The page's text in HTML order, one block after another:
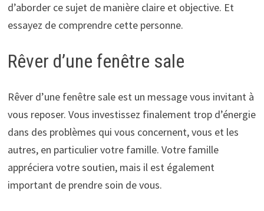
d’aborder ce sujet de manière claire et objective. Et
essayez de comprendre cette personne.
Rêver d’une fenêtre sale
Rêver d’une fenêtre sale est un message vous invitant à
vous reposer. Vous investissez finalement trop d’énergie
dans des problèmes qui vous concernent, vous et les
autres, en particulier votre famille. Votre famille
appréciera votre soutien, mais il est également
important de prendre soin de vous.